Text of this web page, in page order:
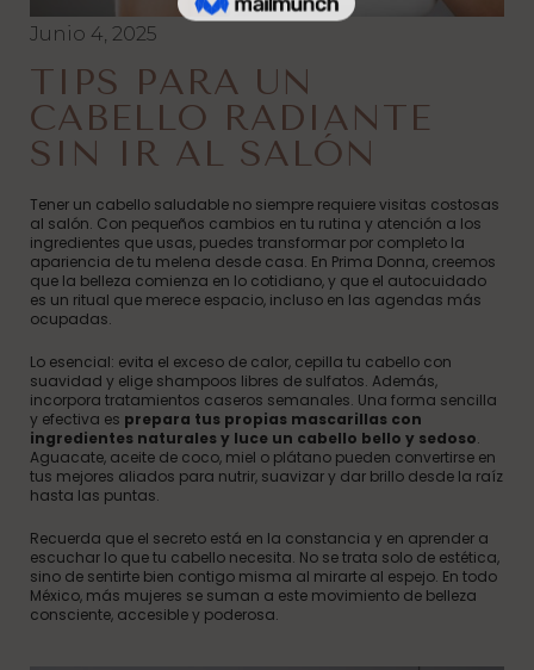
Junio 4, 2025
TIPS PARA UN
CABELLO RADIANTE
SIN IR AL SALÓN
Tener un cabello saludable no siempre requiere visitas costosas
al salón. Con pequeños cambios en tu rutina y atención a los
ingredientes que usas, puedes transformar por completo la
apariencia de tu melena desde casa. En Prima Donna, creemos
que la belleza comienza en lo cotidiano, y que el autocuidado
es un ritual que merece espacio, incluso en las agendas más
ocupadas.
Lo esencial: evita el exceso de calor, cepilla tu cabello con
suavidad y elige shampoos libres de sulfatos. Además,
incorpora tratamientos caseros semanales. Una forma sencilla
y efectiva es prepara tus propias mascarillas con
ingredientes naturales y luce un cabello bello y sedoso.
Aguacate, aceite de coco, miel o plátano pueden convertirse en
tus mejores aliados para nutrir, suavizar y dar brillo desde la raíz
hasta las puntas.
Recuerda que el secreto está en la constancia y en aprender a
escuchar lo que tu cabello necesita. No se trata solo de estética,
sino de sentirte bien contigo misma al mirarte al espejo. En todo
México, más mujeres se suman a este movimiento de belleza
consciente, accesible y poderosa.